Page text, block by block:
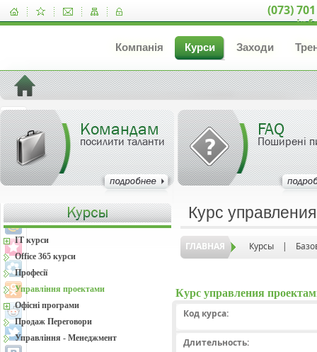
(073)
Компанія Курси Заходи
Командам
посилити таланти
FAQ
Поширені
Курс
ГЛАВНАЯ Курсы |
Курс управления
Код курса:
Длительность:
IT курси
Office 365 курси
Професії
Управління проектами
Офісні програми
Продаж Переговори
Управління - Менеджмент